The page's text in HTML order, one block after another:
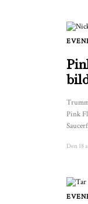
Pink
Den 18